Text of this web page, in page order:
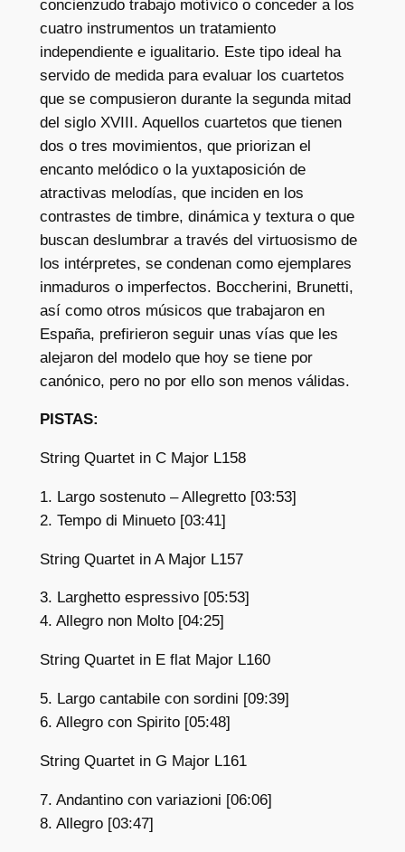
concienzudo trabajo motívico o conceder a los
cuatro instrumentos un tratamiento
independiente e igualitario. Este tipo ideal ha
servido de medida para evaluar los cuartetos
que se compusieron durante la segunda mitad
del siglo XVIII. Aquellos cuartetos que tienen
dos o tres movimientos, que priorizan el
encanto melódico o la yuxtaposición de
atractivas melodías, que inciden en los
contrastes de timbre, dinámica y textura o que
buscan deslumbrar a través del virtuosismo de
los intérpretes, se condenan como ejemplares
inmaduros o imperfectos. Boccherini, Brunetti,
así como otros músicos que trabajaron en
España, prefirieron seguir unas vías que les
alejaron del modelo que hoy se tiene por
canónico, pero no por ello son menos válidas.
PISTAS:
String Quartet in C Major L158
1. Largo sostenuto – Allegretto [03:53]
2. Tempo di Minueto [03:41]
String Quartet in A Major L157
3. Larghetto espressivo [05:53]
4. Allegro non Molto [04:25]
String Quartet in E flat Major L160
5. Largo cantabile con sordini [09:39]
6. Allegro con Spirito [05:48]
String Quartet in G Major L161
7. Andantino con variazioni [06:06]
8. Allegro [03:47]